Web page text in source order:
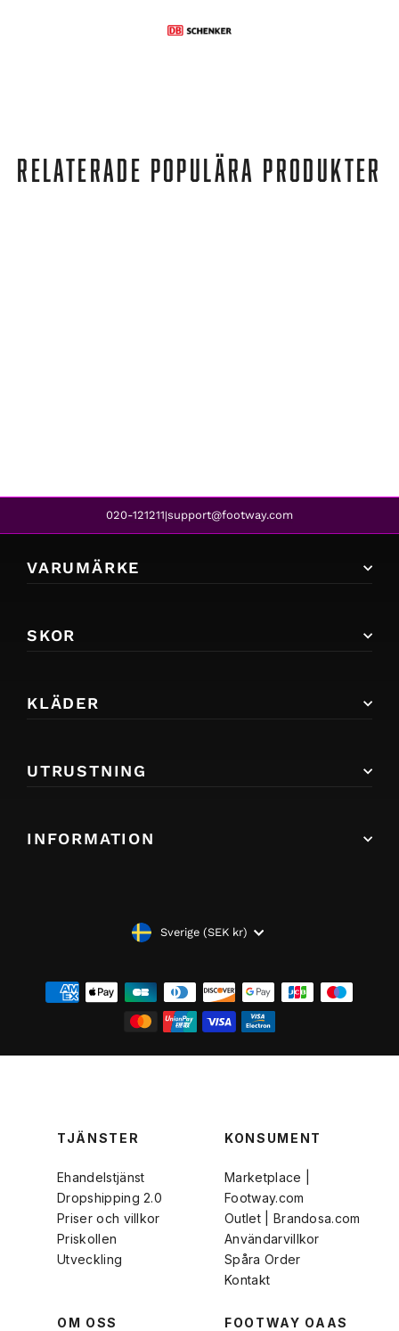
RELATERADE POPULÄRA PRODUKTER
020-121211|support@footway.com
VARUMÄRKE
SKOR
KLÄDER
UTRUSTNING
INFORMATION
VALUTASverige (SEK kr)
TJÄNSTER
Ehandelstjänst
Dropshipping 2.0
Priser och villkor
Priskollen
Utveckling
KONSUMENT
Marketplace |
Footway.com
Outlet | Brandosa.com
Användarvillkor
Spåra Order
Kontakt
OM OSS FOOTWAY OAAS